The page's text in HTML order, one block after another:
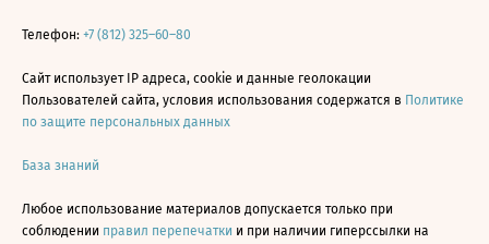
Телефон: +7 (812) 325–60–80
Сайт использует IP адреса, cookie и данные геолокации
Пользователей сайта, условия использования содержатся в Политике
по защите персональных данных
База знаний
Любое использование материалов допускается только при
соблюдении правил перепечатки и при наличии гиперссылки на